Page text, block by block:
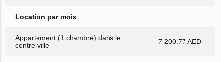
Location par mois
Appartement (1 chambre) dans le
centre-ville
7 200.77 AED